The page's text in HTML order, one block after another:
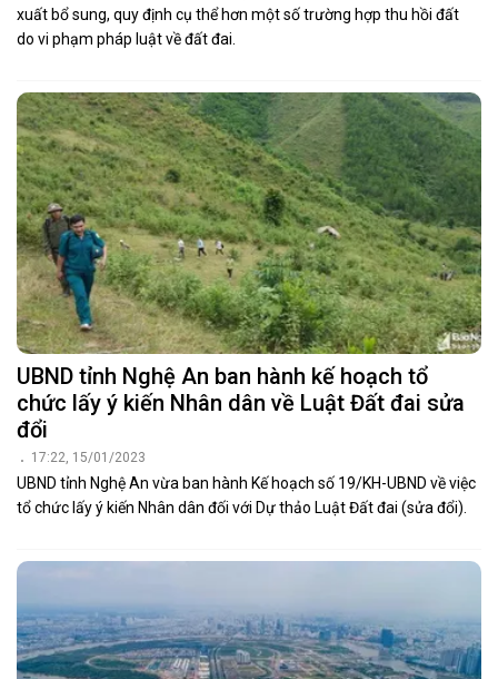
xuất bổ sung, quy định cụ thể hơn một số trường hợp thu hồi đất
do vi phạm pháp luật về đất đai.
UBND tỉnh Nghệ An ban hành kế hoạch tổ
chức lấy ý kiến Nhân dân về Luật Đất đai sửa
đổi
17:22, 15/01/2023
UBND tỉnh Nghệ An vừa ban hành Kế hoạch số 19/KH-UBND về việc
tổ chức lấy ý kiến Nhân dân đối với Dự thảo Luật Đất đai (sửa đổi).